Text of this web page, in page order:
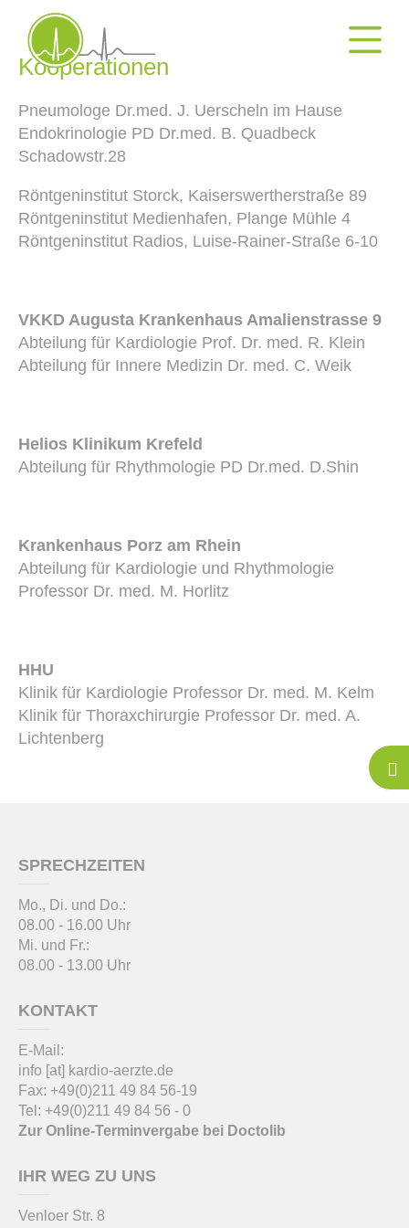
Kooperationen
Kooperationen
Pneumologe Dr.med. J. Uerscheln im Hause
Endokrinologie PD Dr.med. B. Quadbeck
Schadowstr.28
Röntgeninstitut Storck, Kaiserswertherstraße 89
Röntgeninstitut Medienhafen, Plange Mühle 4
Röntgeninstitut Radios, Luise-Rainer-Straße 6-10
VKKD Augusta Krankenhaus Amalienstrasse 9
Abteilung für Kardiologie Prof. Dr. med. R. Klein
Abteilung für Innere Medizin Dr. med. C. Weik
Helios Klinikum Krefeld
Abteilung für Rhythmologie PD Dr.med. D.Shin
Krankenhaus Porz am Rhein
Abteilung für Kardiologie und Rhythmologie
Professor Dr. med. M. Horlitz
HHU
Klinik für Kardiologie Professor Dr. med. M. Kelm
Klinik für Thoraxchirurgie Professor Dr. med. A.
Lichtenberg
SPRECHZEITEN
Mo., Di. und Do.:
08.00 - 16.00 Uhr
Mi. und Fr.:
08.00 - 13.00 Uhr
KONTAKT
E-Mail:
info [at] kardio-aerzte.de
Fax: +49(0)211 49 84 56-19
Tel: +49(0)211 49 84 56 - 0
Zur Online-Terminvergabe bei Doctolib
IHR WEG ZU UNS
Venloer Str. 8